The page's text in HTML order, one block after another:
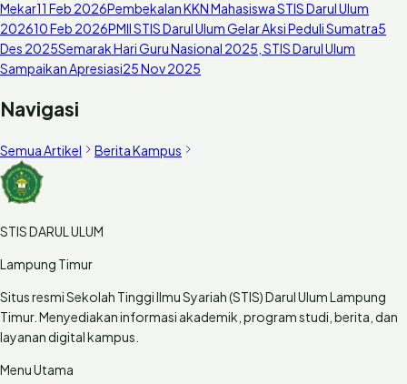
Mekar11 Feb 2026Pembekalan KKN Mahasiswa STIS Darul Ulum
202610 Feb 2026PMII STIS Darul Ulum Gelar Aksi Peduli Sumatra5
Des 2025Semarak Hari Guru Nasional 2025, STIS Darul Ulum
Sampaikan Apresiasi25 Nov 2025
Navigasi
Semua Artikel Berita Kampus
STIS DARUL ULUM
Lampung Timur
Situs resmi Sekolah Tinggi Ilmu Syariah (STIS) Darul Ulum Lampung
Timur. Menyediakan informasi akademik, program studi, berita, dan
layanan digital kampus.
Menu Utama